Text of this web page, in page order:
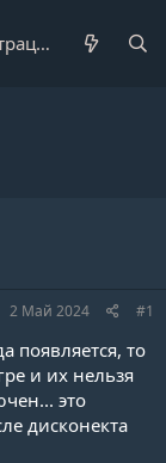
Регистрация
2 Май 2024 #1
появляется, то
и их нельзя
это
дисконекта